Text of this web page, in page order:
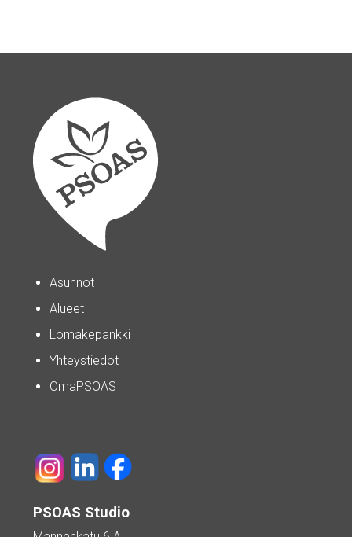
Asunnot
Alueet
Lomakepankki
Yhteystiedot
OmaPSOAS
PSOAS Studio